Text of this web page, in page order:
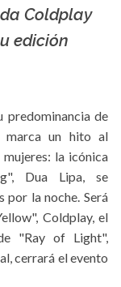
La X mas música
Coldplay
edición
predominancia de
marca un hito al
la icónica
Dua Lipa, se
por la noche. Será
Coldplay, el
"Ray of Light",
cerrará el evento